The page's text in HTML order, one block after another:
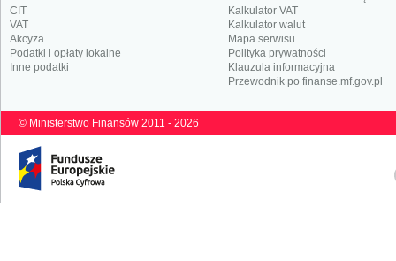
CIT
VAT
Akcyza
Podatki i opłaty lokalne
Inne podatki
Kalkulator VAT
Kalkulator walut
Mapa serwisu
Polityka prywatności
Klauzula informacyjna
Przewodnik po finanse.mf.gov.pl
© Ministerstwo Finansów 2011 - 2026